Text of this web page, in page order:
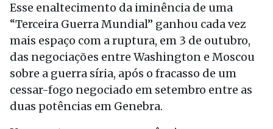
Esse enaltecimento da iminência de uma
“Terceira Guerra Mundial” ganhou cada vez
mais espaço com a ruptura, em 3 de outubro,
das negociações entre Washington e Moscou
sobre a guerra síria, após o fracasso de um
cessar-fogo negociado em setembro entre as
duas potências em Genebra.